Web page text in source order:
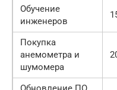
Обучение
инженеров
Покупка
анемометра и
шумомера